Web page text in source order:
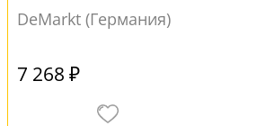
DeMarkt (Германия)
7 268 ₽